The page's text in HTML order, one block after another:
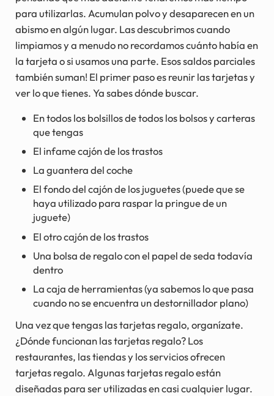
para utilizarlas. Acumulan polvo y desaparecen en un
abismo en algún lugar. Las descubrimos cuando
limpiamos y a menudo no recordamos cuánto había en
la tarjeta o si usamos una parte. Esos saldos parciales
también suman! El primer paso es reunir las tarjetas y
ver lo que tienes. Ya sabes dónde buscar.
En todos los bolsillos de todos los bolsos y carteras
que tengas
El infame cajón de los trastos
La guantera del coche
El fondo del cajón de los juguetes (puede que se
haya utilizado para raspar la pringue de un
juguete)
El otro cajón de los trastos
Una bolsa de regalo con el papel de seda todavía
dentro
La caja de herramientas (ya sabemos lo que pasa
cuando no se encuentra un destornillador plano)
Una vez que tengas las tarjetas regalo, organízate.
¿Dónde funcionan las tarjetas regalo? Los
restaurantes, las tiendas y los servicios ofrecen
tarjetas regalo. Algunas tarjetas regalo están
diseñadas para ser utilizadas en casi cualquier lugar.